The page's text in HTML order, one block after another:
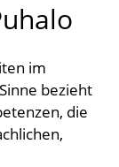
im
bezieht
die